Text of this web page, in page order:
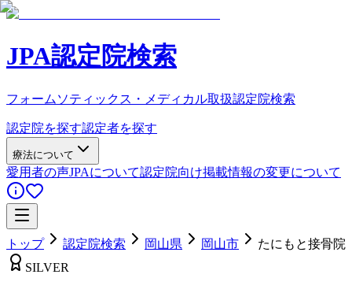
JPA認定院検索
フォームソティックス・メディカル取扱認定院検索
認定院を探す認定者を探す
療法について
愛用者の声JPAについて認定院向け掲載情報の変更について
トップ 認定院検索 岡山県 岡山市
たにもと接骨院
SILVER